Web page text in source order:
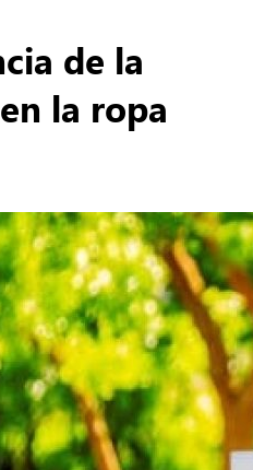
de la
la ropa